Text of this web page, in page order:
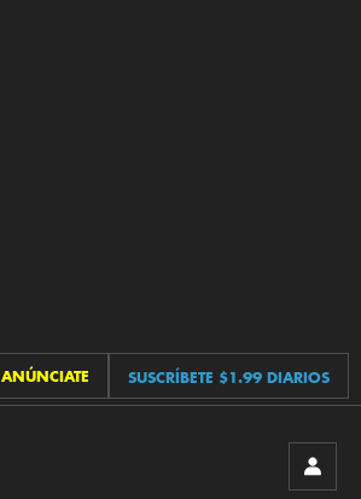
ANÚNCIATE SUSCRÍBETE $1.99 DIARIOS